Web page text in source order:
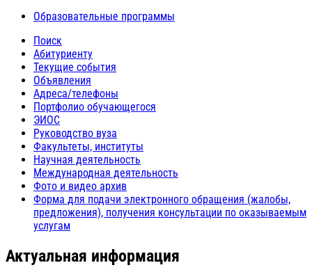
Образовательные программы
Поиск
Абитуриенту
Текущие события
Объявления
Адреса/телефоны
Портфолио обучающегося
ЭИОС
Руководство вуза
Факультеты, институты
Научная деятельность
Международная деятельность
Фото и видео архив
Форма для подачи электронного обращения (жалобы,
предложения), получения консультации по оказываемым
услугам
Актуальная информация